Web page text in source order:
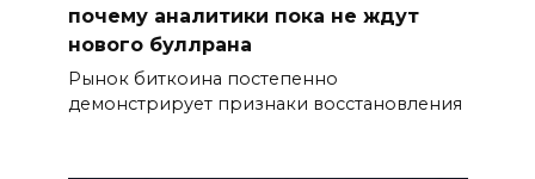
почему аналитики пока не ждут
нового буллрана
Рынок биткоина постепенно
демонстрирует признаки восстановления